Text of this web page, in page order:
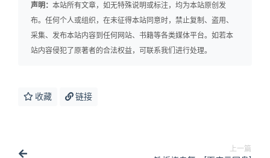
声明： 本站所有文章，如无特殊说明或标注，均为本站原创发
布。任何个人或组织，在未征得本站同意时，禁止复制、盗用、
采集、发布本站内容到任何网站、书籍等各类媒体平台。如若本
站内容侵犯了原著者的合法权益，可联系我们进行处理。
收藏 链接
上一篇